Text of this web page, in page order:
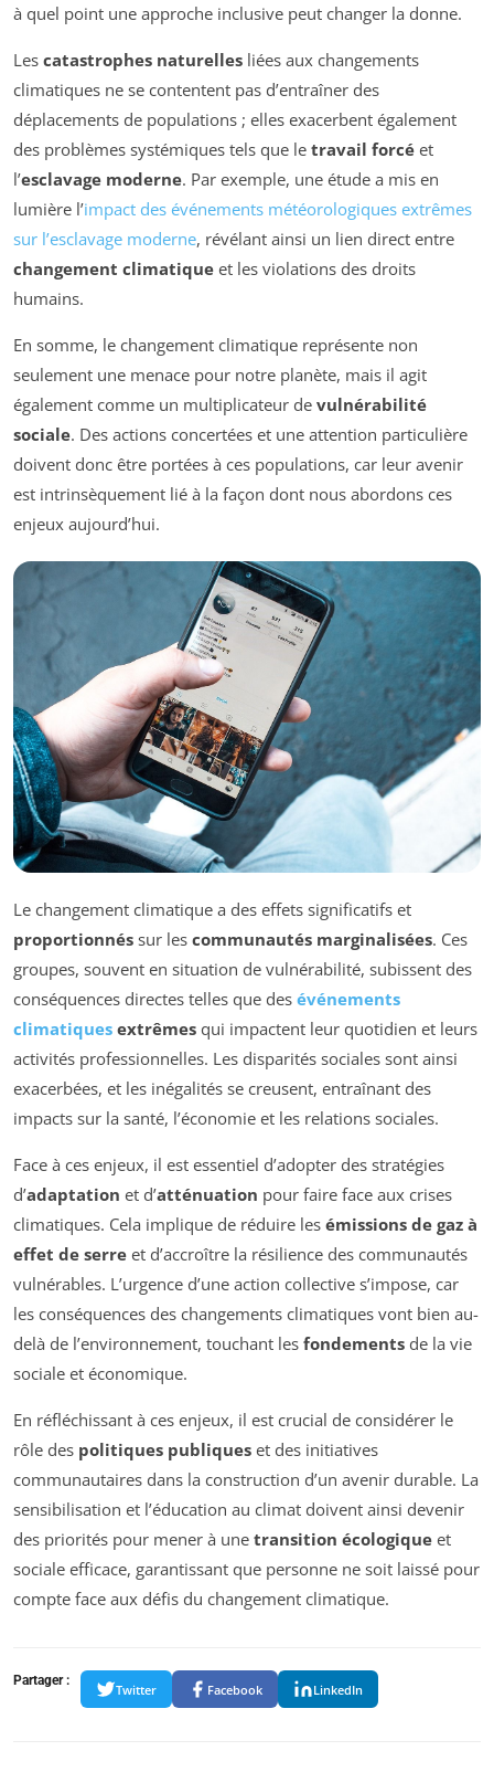
à quel point une approche inclusive peut changer la donne.
Les catastrophes naturelles liées aux changements
climatiques ne se contentent pas d’entraîner des
déplacements de populations ; elles exacerbent également
des problèmes systémiques tels que le travail forcé et
l’esclavage moderne. Par exemple, une étude a mis en
lumière l’impact des événements météorologiques extrêmes
sur l’esclavage moderne, révélant ainsi un lien direct entre
changement climatique et les violations des droits
humains.
En somme, le changement climatique représente non
seulement une menace pour notre planète, mais il agit
également comme un multiplicateur de vulnérabilité
sociale. Des actions concertées et une attention particulière
doivent donc être portées à ces populations, car leur avenir
est intrinsèquement lié à la façon dont nous abordons ces
enjeux aujourd’hui.
Le changement climatique a des effets significatifs et
proportionnés sur les communautés marginalisées. Ces
groupes, souvent en situation de vulnérabilité, subissent des
conséquences directes telles que des événements
climatiques extrêmes qui impactent leur quotidien et leurs
activités professionnelles. Les disparités sociales sont ainsi
exacerbées, et les inégalités se creusent, entraînant des
impacts sur la santé, l’économie et les relations sociales.
Face à ces enjeux, il est essentiel d’adopter des stratégies
d’adaptation et d’atténuation pour faire face aux crises
climatiques. Cela implique de réduire les émissions de gaz à
effet de serre et d’accroître la résilience des communautés
vulnérables. L’urgence d’une action collective s’impose, car
les conséquences des changements climatiques vont bien au-
delà de l’environnement, touchant les fondements de la vie
sociale et économique.
En réfléchissant à ces enjeux, il est crucial de considérer le
rôle des politiques publiques et des initiatives
communautaires dans la construction d’un avenir durable. La
sensibilisation et l’éducation au climat doivent ainsi devenir
des priorités pour mener à une transition écologique et
sociale efficace, garantissant que personne ne soit laissé pour
compte face aux défis du changement climatique.
Partager :
Twitter Facebook LinkedIn